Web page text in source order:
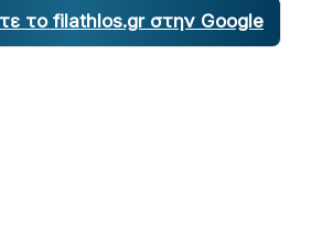
το filathlos.gr στην Google